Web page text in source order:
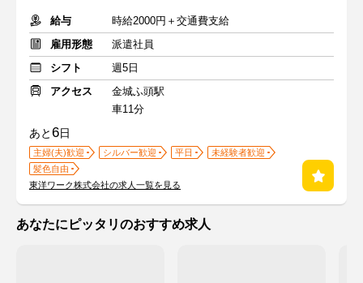
給与
時給2000円＋交通費支給
雇用形態
派遣社員
シフト
週5日
アクセス
金城ふ頭駅
車11分
あと6日
主婦(夫)歓迎 シルバー歓迎 平日
未経験者歓迎
髪色自由
東洋ワーク株式会社の求人一覧を見る
あなたにピッタリのおすすめ求人